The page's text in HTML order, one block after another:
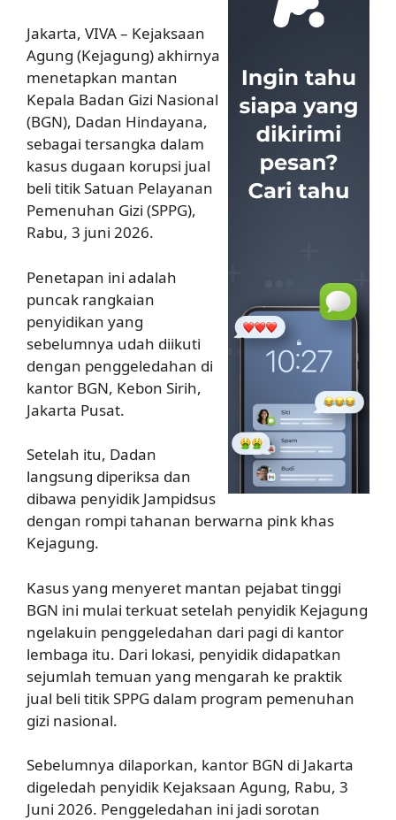
Jakarta, VIVA – Kejaksaan
Agung (Kejagung) akhirnya
menetapkan mantan
Kepala Badan Gizi Nasional
(BGN), Dadan Hindayana,
sebagai tersangka dalam
kasus dugaan korupsi jual
beli titik Satuan Pelayanan
Pemenuhan Gizi (SPPG),
Rabu, 3 juni 2026.
Penetapan ini adalah
puncak rangkaian
penyidikan yang
sebelumnya udah diikuti
dengan penggeledahan di
kantor BGN, Kebon Sirih,
Jakarta Pusat.
Setelah itu, Dadan
langsung diperiksa dan
dibawa penyidik Jampidsus
dengan rompi tahanan berwarna pink khas
Kejagung.
Kasus yang menyeret mantan pejabat tinggi
BGN ini mulai terkuat setelah penyidik Kejagung
ngelakuin penggeledahan dari pagi di kantor
lembaga itu. Dari lokasi, penyidik didapatkan
sejumlah temuan yang mengarah ke praktik
jual beli titik SPPG dalam program pemenuhan
gizi nasional.
Sebelumnya dilaporkan, kantor BGN di Jakarta
digeledah penyidik Kejaksaan Agung, Rabu, 3
Juni 2026. Penggeledahan ini jadi sorotan